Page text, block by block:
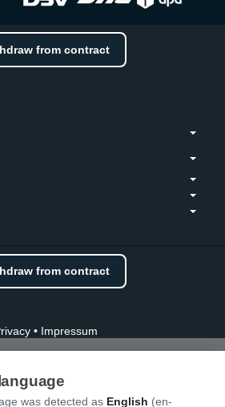
from contract
from contract
• Impressum
was detected as English (en-